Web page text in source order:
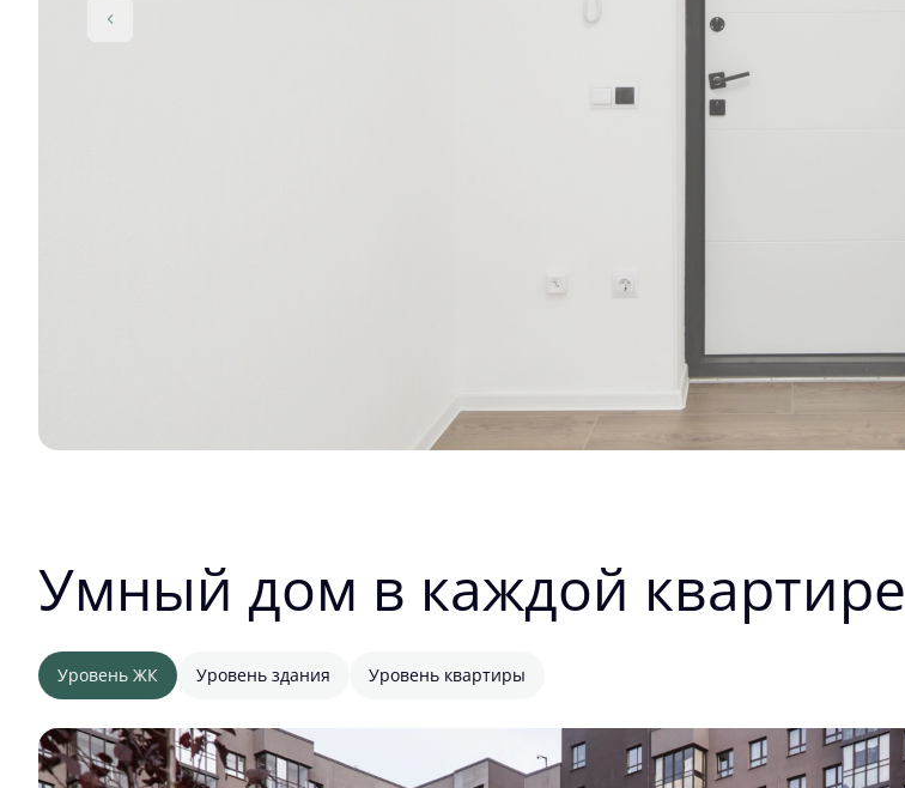
Умный дом в каждой квартире
Уровень ЖК Уровень здания Уровень квартиры